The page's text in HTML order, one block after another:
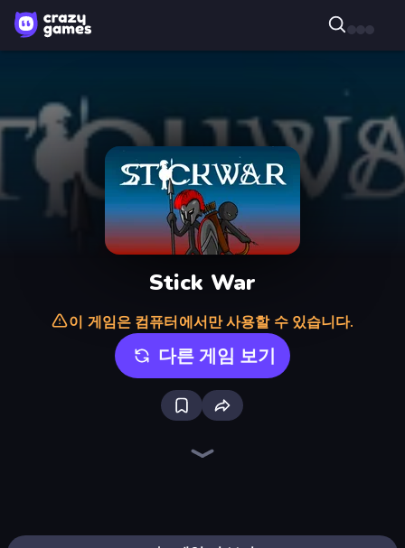
Stick War
이 게임은 컴퓨터에서만 사용할 수 있습니다.
다른 게임 보기